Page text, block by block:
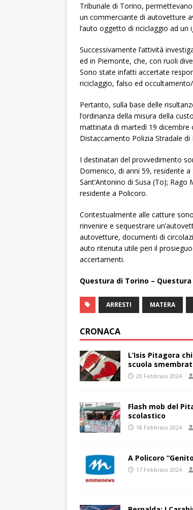
Tribunale di Torino,
un commerciante di autovetture
l’auto oggetto di riciclaggio ad un
Successivamente l’attività
ed in Piemonte, che, con ruoli
Sono state infatti accertate
riciclaggio, falso ed
Pertanto, sulla base delle
l’ordinanza della misura della
mattinata di martedì 19 dicembre
Distaccamento Polizia Stradale di
I destinatari del provvedimento
Domenico, di anni 59, residente a
Sant’Antonino di Susa (To);
residente a Policoro.
Contestualmente alle catture
rinvenire e sequestrare
autovetture, documenti di
auto ritenuta utile peri il
accertamenti.
Questura di Torino –
ARRESTI MATERA
CRONACA
L’Isis Pitagora
scuola
20 Febbraio 2024
Flash mob del
scolastico
18 Febbraio 2024
A Policoro
17 Febbraio 2024